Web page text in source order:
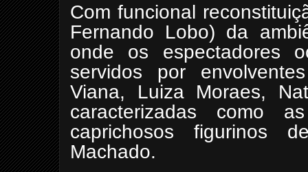
Com funcional
Fernando Lobo) da
onde os espectadores
servidos por
Viana, Luiza Moraes,
caracterizadas como
caprichosos figurinos
Machado.